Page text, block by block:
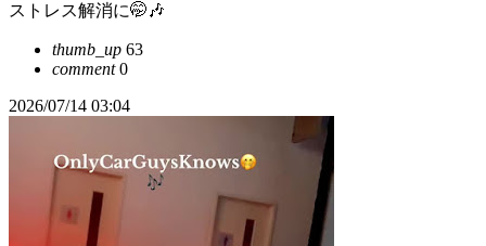
ストレス解消に🤭🎶
thumb_up 63
comment0
2026/07/14 03:04